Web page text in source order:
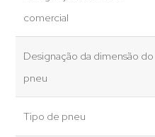
comercial
Designação da dimensão do
pneu
Tipo de pneu